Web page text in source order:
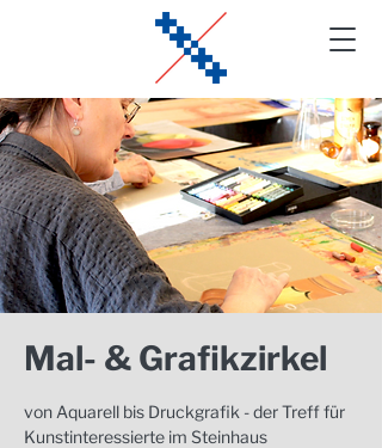
Mal- & Grafikzirkel
von Aquarell bis Druckgrafik - der Treff für
Kunstinteressierte im Steinhaus